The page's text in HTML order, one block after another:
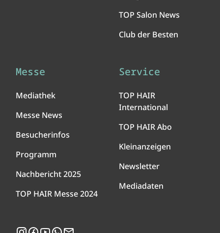
TOP Salon News
Club der Besten
Messe
Mediathek
Messe News
Besucherinfos
Programm
Nachbericht 2025
TOP HAIR Messe 2024
Service
TOP HAIR
International
TOP HAIR Abo
Kleinanzeigen
Newsletter
Mediadaten
Instagram
Facebook
YouTubeWhatsApp